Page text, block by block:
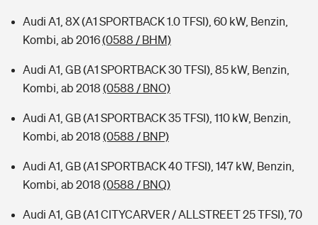
Audi A1, 8X (A1 SPORTBACK 1.0 TFSI), 60 kW, Benzin,
Kombi, ab 2016(0588 / BHM)
Audi A1, GB (A1 SPORTBACK 30 TFSI), 85 kW, Benzin,
Kombi, ab 2018 (0588 / BNO)
Audi A1, GB (A1 SPORTBACK 35 TFSI), 110 kW, Benzin,
Kombi, ab 2018 (0588 / BNP)
Audi A1, GB (A1 SPORTBACK 40 TFSI), 147 kW, Benzin,
Kombi, ab 2018 (0588 / BNQ)
Audi A1, GB (A1 CITYCARVER / ALLSTREET 25 TFSI), 70